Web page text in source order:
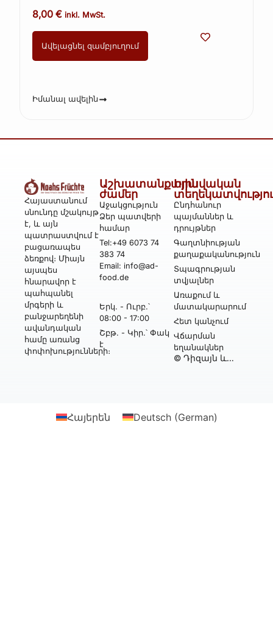
8,00€ inkl. MwSt.
Ավելացնել զամբյուղում
Իմանալ ավելին
Հայաստանում
սնունդը մշակույթ
է, և այն
պատրաստվում է
բացառապես
ձեռքով։ Միայն
այսպես
հնարավոր է
պահպանել
մրգերի և
բանջարեղենի
ավանդական
համը առանց
փոփոխությունների։
Աշխատանքային
ժամեր
Աջակցություն
Ձեր պատվերի
համար
Tel:+49 6073 74
383 74
Email: info@ad-
food.de
Երկ․ - Ուրբ․՝
08:00 - 17:00
Շբթ․ - Կիր․՝ Փակ
է
Իրավական
Ընդհանուր
պայմաններ և
դրույթներ
Գաղտնիության
քաղաքականություն
Տպագրության
տվյալներ
Առաքում և
մատակարարում
Հետ կանչում
Վճարման
եղանակներ
© Դիզայն և
Հայերեն Deutsch(German)